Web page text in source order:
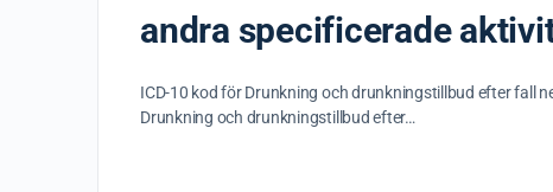
andra specificerade
ICD-10 kod för Drunkning och drunkningstillbud efter fall
Drunkning och drunkningstillbud efter…